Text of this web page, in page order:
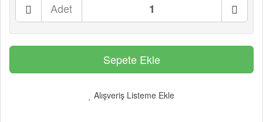
Adet
Alışveriş Listeme Ekle